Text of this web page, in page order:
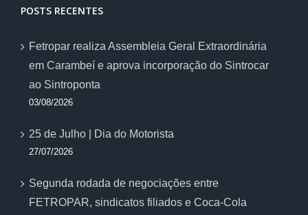
POSTS RECENTES
Fetropar realiza Assembleia Geral Extraordinária
em Carambeí e aprova incorporação do Sintrocar
ao Sintroponta
03/08/2026
25 de Julho | Dia do Motorista
27/07/2026
Segunda rodada de negociações entre
FETROPAR, sindicatos filiados e Coca-Cola